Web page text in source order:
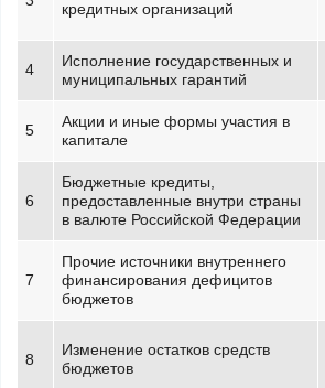
кредитных организаций
4
Исполнение государственных и
муниципальных гарантий
5
Акции и иные формы участия в
капитале
6
Бюджетные кредиты,
предоставленные внутри страны
в валюте Российской Федерации
7
Прочие источники внутреннего
финансирования дефицитов
бюджетов
8
Изменение остатков средств
бюджетов